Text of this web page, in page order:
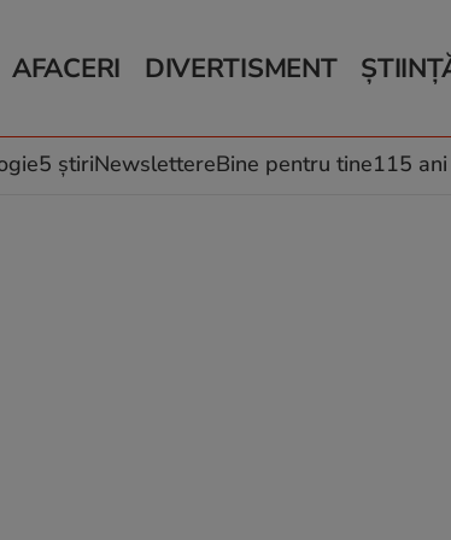
AFACERI
Auto
Locuri de muncă
DIVERTISMENT
Horoscop
Muzică și Filme
5 știriNewslettereBine pentru tine115